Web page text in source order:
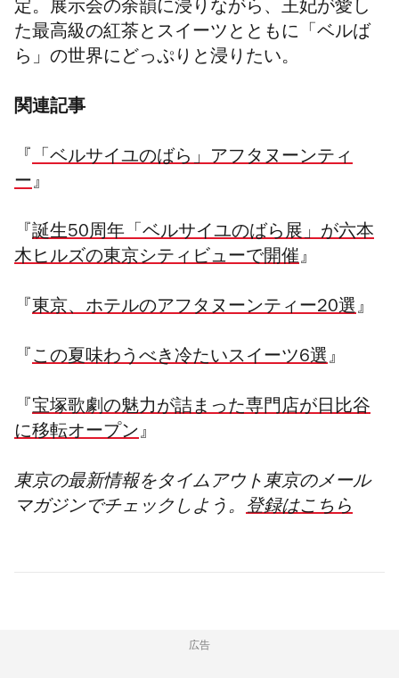
定。展示会の余韻に浸りながら、王妃が愛し
た最高級の紅茶とスイーツとともに「ベルば
ら」の世界にどっぷりと浸りたい。
関連記事
『 「ベルサイユのばら」アフタヌーンティ
ー』
『 誕生50周年「ベルサイユのばら展」が六本
木ヒルズの東京シティビューで開催』
『 東京、ホテルのアフタヌーンティー20選』
『 この夏味わうべき冷たいスイーツ6選』
『 宝塚歌劇の魅力が詰まった専門店が日比谷
に移転オープン』
東京の最新情報をタイムアウト東京のメール
マガジンでチェックし よう。 登録はこちら
広告